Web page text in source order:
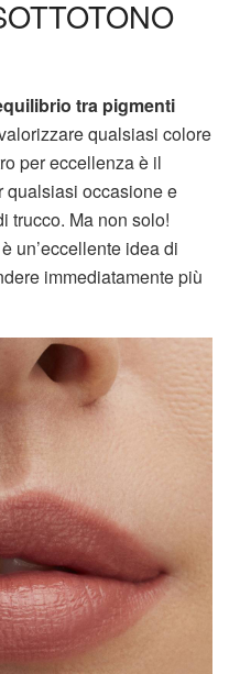
tra pigmenti
qualsiasi colore
per eccellenza è il
qualsiasi occasione e
trucco. Ma non solo!
un’eccellente idea di
immediatamente più